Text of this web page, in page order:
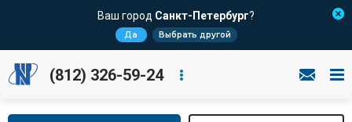
Ваш город Санкт-Петербург?
Да Выбрать другой
(812) 326-59-24